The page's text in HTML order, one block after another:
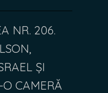
NR. 206.
ȘI
CAMERĂ